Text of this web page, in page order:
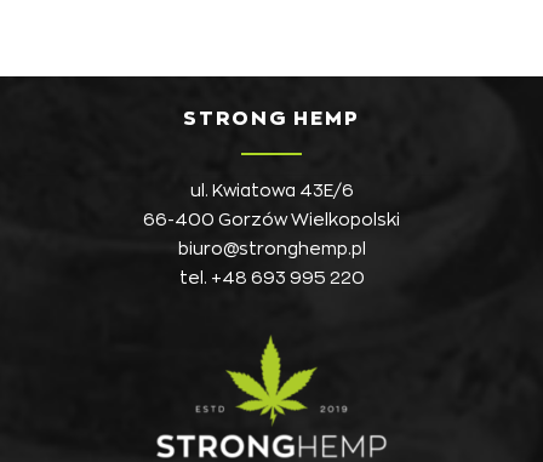
STRONG HEMP
ul. Kwiatowa 43E/6
66-400 Gorzów Wielkopolski
biuro@stronghemp.pl
tel. +48 693 995 220